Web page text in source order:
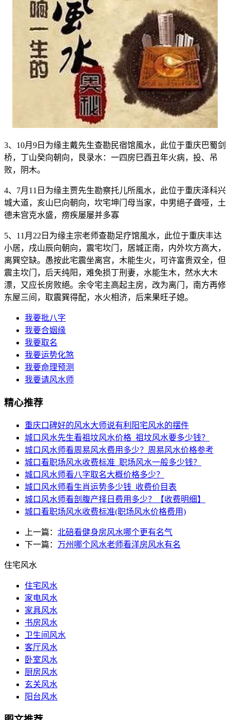
3、10月9日为缘主戴先生查勘民宿馆風水，此位于重庆巴蜀剑
桥，丁山癸向朝向，艮录水：一四房巳酉丑年火病，投、吊
败，阴木。
4、7月11日为缘主贾先生勘察托儿所風水，此位于重庆泽科兴
城大道，亥山巳向朝向，坎宅坤门母当家，中男絕子聋哑，土
德未宫克水盛，痨疾屡屡并多寡
5、11月22日为缘主宗老师查勘足疗馆風水，此位于重庆丰达
小居，戌山辰向朝向，震宅坎门，居城正南，内外坎方高大，
离巽空缺。愚按此宅震坐离宫，木能生火，可许富贵双全，但
震主坎门，后天纯阳，难免损丁刑妻，水能生木，然水大木
漂，又应长房败絕。余令宅主高起主房，改为离门，南方再修
东屋三间，取震巽得配，水火相济，后来果旺子媳。
我要批八字
我要合姻缘
我要取名
我要运势化煞
我要命理预测
我要请风水师
精心推荐
重庆口碑好的风水大师说有利阳宅风水的摆件
城口风水先生看祖坟风水价格_祖坟风水要多少钱？
城口风水师看周易风水费用多少？周易风水价格参考
城口看职场风水收费标准_职场风水一般多少钱？
城口风水师看八字取名大概价格多少？
城口风水师看生肖运势多少钱_收费价目表
城口风水师看剖腹产择日费用多少？【收费明细】
城口看职场风水收费标准(职场风水价格费用)
上一篇： 北碚看健身房风水哪个更有名气
下一篇： 万州哪个风水老师看洋房风水有名
住宅风水
住宅风水
家电风水
家具风水
书房风水
卫生间风水
客厅风水
卧室风水
厨房风水
玄关风水
阳台风水